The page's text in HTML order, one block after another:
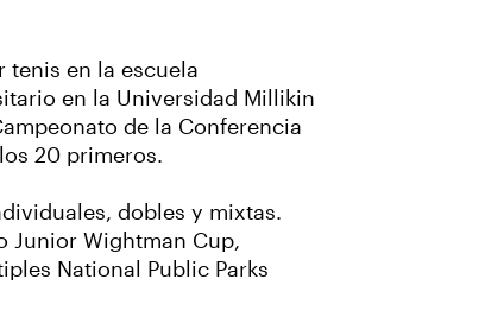
tenis en la escuela
en la Universidad Millikin
de la Conferencia
20 primeros.
dobles y mixtas.
Junior Wightman Cup,
National Public Parks